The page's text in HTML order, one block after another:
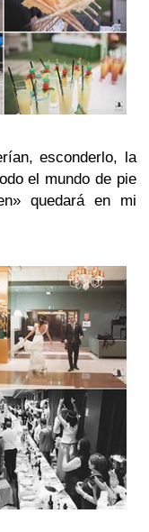
esconderlo, la
el mundo de pie
quedará en mi